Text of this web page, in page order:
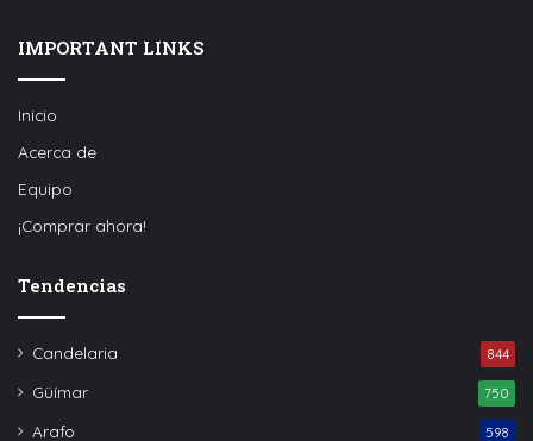
IMPORTANT LINKS
Inicio
Acerca de
Equipo
¡Comprar ahora!
Tendencias
Candelaria 844
Güímar 750
Arafo 598